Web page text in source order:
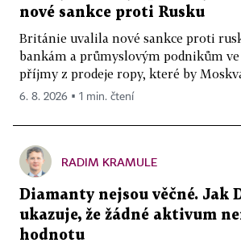
nové sankce proti Rusku
Británie uvalila nové sankce proti
bankám a průmyslovým podnikům
příjmy z prodeje ropy, které by
6. 8. 2026 ▪ 1 min. čtení
RADIM KRAMULE
Diamanty nejsou věčné. Jak
ukazuje, že žádné aktivum
hodnotu